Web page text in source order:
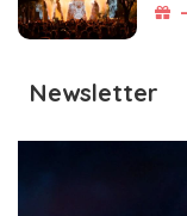
Newsletter